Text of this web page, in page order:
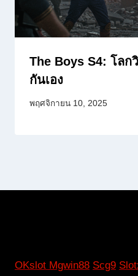
The Boys S4: โลก
กันเอง
พฤศจิกายน 10, 2025
OKslot Mgwin88 Scg9